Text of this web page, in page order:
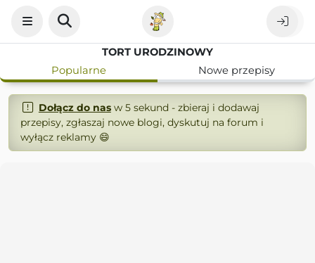
TORT URODZINOWY
Popularne
Nowe przepisy
Dołącz do nasw 5 sekund - zbieraj i dodawaj
przepisy, zgłaszaj nowe blogi, dyskutuj na forum i
wyłącz reklamy 😄